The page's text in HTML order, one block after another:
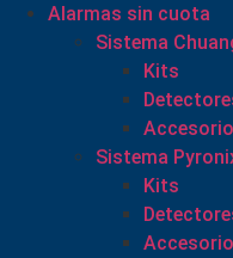
Alarmas sin cuota
Sistema
Kits
Sistema
Kits